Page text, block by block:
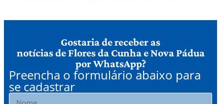
Gostaria de receber as
notícias de Flores da Cunha e Nova Pádua
por WhatsApp?
Preencha o formulário abaixo para
se cadastrar